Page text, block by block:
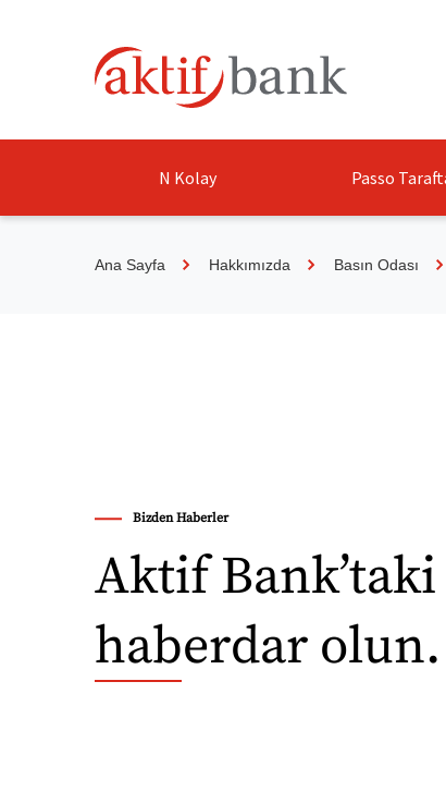
N Kolay Passo
Ana Sayfa Hakkımızda Basın Odası
Bizden Haberler
Aktif
haberdar olun.